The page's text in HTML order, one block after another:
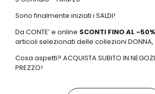
Sono finalmente iniziati i SALDI!
Da CONTE’ e online SCONTI FINO AL -50%
articoli selezionati delle collezioni DONNA,
Cosa aspetti? ACQUISTA SUBITO IN
PREZZO!